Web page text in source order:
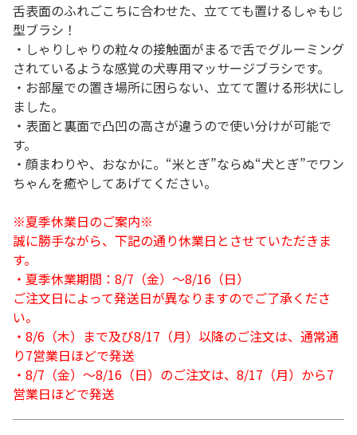
舌表面のふれごこちに合わせた、立てても置けるしゃもじ
型ブラシ！
・しゃりしゃりの粒々の接触面がまるで舌でグルーミング
されているような感覚の犬専用マッサージブラシです。
・お部屋での置き場所に困らない、立てて置ける形状にし
ました。
・表面と裏面で凸凹の高さが違うので使い分けが可能で
す。
・顔まわりや、おなかに。“米とぎ”ならぬ“犬とぎ”でワン
ちゃんを癒やしてあげてください。
※夏季休業日のご案内※
誠に勝手ながら、下記の通り休業日とさせていただきま
す。
・夏季休業期間：8/7（金）～8/16（日）
ご注文日によって発送日が異なりますのでご了承くださ
い。
・8/6（木）まで及び8/17（月）以降のご注文は、通常通
り7営業日ほどで発送
・8/7（金）～8/16（日）のご注文は、8/17（月）から7
営業日ほどで発送